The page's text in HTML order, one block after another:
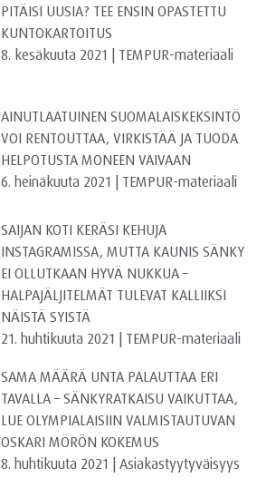
PITÄISI UUSIA? TEE ENSIN OPASTETTU
KUNTOKARTOITUS
8. kesäkuuta 2021 | TEMPUR-materiaali
AINUTLAATUINEN SUOMALAISKEKSINTÖ
VOI RENTOUTTAA, VIRKISTÄÄ JA TUODA
HELPOTUSTA MONEEN VAIVAAN
6. heinäkuuta 2021 | TEMPUR-materiaali
SAIJAN KOTI KERÄSI KEHUJA
INSTAGRAMISSA, MUTTA KAUNIS SÄNKY
EI OLLUTKAAN HYVÄ NUKKUA –
HALPAJÄLJITELMÄT TULEVAT KALLIIKSI
NÄISTÄ SYISTÄ
21. huhtikuuta 2021 | TEMPUR-materiaali
SAMA MÄÄRÄ UNTA PALAUTTAA ERI
TAVALLA – SÄNKYRATKAISU VAIKUTTAA,
LUE OLYMPIALAISIIN VALMISTAUTUVAN
OSKARI MÖRÖN KOKEMUS
8. huhtikuuta 2021 | Asiakastyytyväisyys